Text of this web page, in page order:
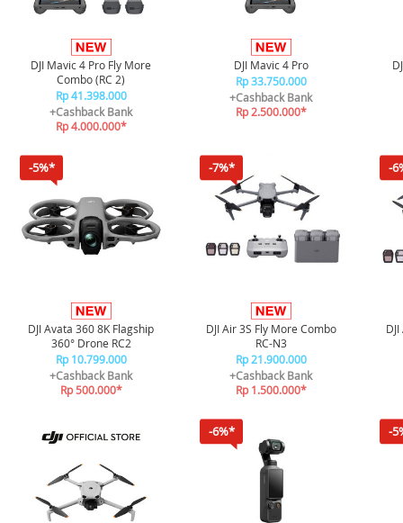
DJI Mavic 4 Pro Fly More
Combo (RC 2)
Rp 41.398.000
+Cashback Bank
Rp 4.000.000*
DJI Mavic 4 Pro
Rp 33.750.000
+Cashback Bank
Rp 2.500.000*
-5%*
DJI Avata 360 8K Flagship
360° Drone RC2
Rp 10.799.000
+Cashback Bank
Rp 500.000*
-7%*
DJI Air 3S Fly More Combo
RC-N3
Rp 21.900.000
+Cashback Bank
Rp 1.500.000*
-
-6%* -